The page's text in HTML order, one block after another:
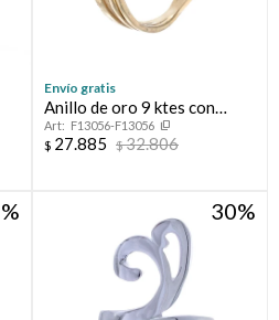
Envío gratis
Anillo de oro 9 ktes con
circonias.
F13056-F13056
$ 27.885 $32.806
30